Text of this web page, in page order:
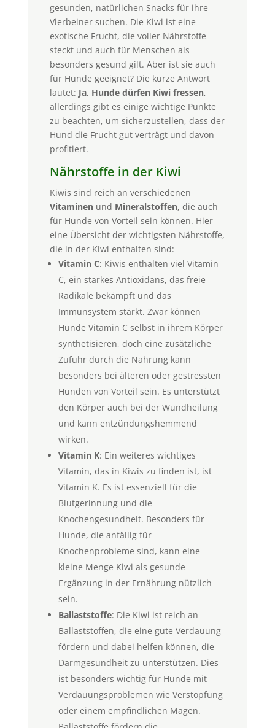
gesunden, natürlichen Snacks für ihre
Vierbeiner suchen. Die Kiwi ist eine
exotische Frucht, die voller Nährstoffe
steckt und auch für Menschen als
besonders gesund gilt. Aber ist sie auch
für Hunde geeignet? Die kurze Antwort
lautet: Ja, Hunde dürfen Kiwi fressen,
allerdings gibt es einige wichtige Punkte
zu beachten, um sicherzustellen, dass der
Hund die Frucht gut verträgt und davon
profitiert.
Nährstoffe in der Kiwi
Kiwis sind reich an verschiedenen
Vitaminen und Mineralstoffen, die auch
für Hunde von Vorteil sein können. Hier
eine Übersicht der wichtigsten Nährstoffe,
die in der Kiwi enthalten sind:
Vitamin C: Kiwis enthalten viel Vitamin
C, ein starkes Antioxidans, das freie
Radikale bekämpft und das
Immunsystem stärkt. Zwar können
Hunde Vitamin C selbst in ihrem Körper
synthetisieren, doch eine zusätzliche
Zufuhr durch die Nahrung kann
besonders bei älteren oder gestressten
Hunden von Vorteil sein. Es unterstützt
den Körper auch bei der Wundheilung
und kann entzündungshemmend
wirken.
Vitamin K: Ein weiteres wichtiges
Vitamin, das in Kiwis zu finden ist, ist
Vitamin K. Es ist essenziell für die
Blutgerinnung und die
Knochengesundheit. Besonders für
Hunde, die anfällig für
Knochenprobleme sind, kann eine
kleine Menge Kiwi als gesunde
Ergänzung in der Ernährung nützlich
sein.
Ballaststoffe: Die Kiwi ist reich an
Ballaststoffen, die eine gute Verdauung
fördern und dabei helfen können, die
Darmgesundheit zu unterstützen. Dies
ist besonders wichtig für Hunde mit
Verdauungsproblemen wie Verstopfung
oder einem empfindlichen Magen.